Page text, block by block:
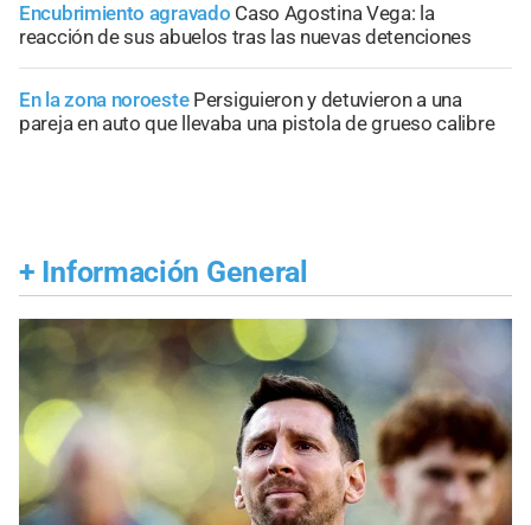
Encubrimiento agravado Caso Agostina Vega: la
reacción de sus abuelos tras las nuevas detenciones
En la zona noroeste Persiguieron y detuvieron a una
pareja en auto que llevaba una pistola de grueso calibre
+ Información General